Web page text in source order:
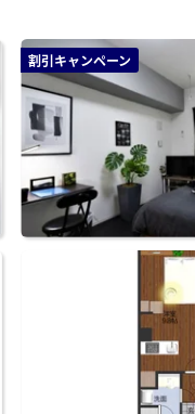
割引キャンペーン